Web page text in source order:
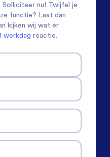
Solliciteer nu! Twijfel je
functie? Laat dan
kijken wij wat er
werkdag reactie.